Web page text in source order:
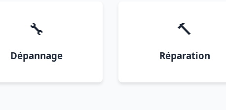
🔧
Dépannage
🔨
Réparation